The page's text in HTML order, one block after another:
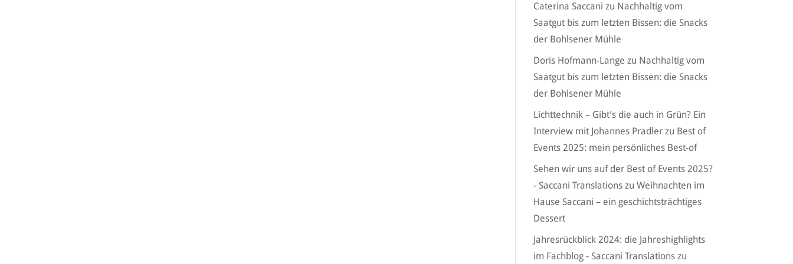
Caterina Saccani zu Nachhaltig vom
Saatgut bis zum letzten Bissen: die Snacks
der Bohlsener Mühle
Doris Hofmann-Lange zu Nachhaltig vom
Saatgut bis zum letzten Bissen: die Snacks
der Bohlsener Mühle
Lichttechnik – Gibt’s die auch in Grün? Ein
Interview mit Johannes Pradlerzu Best of
Events 2025: mein persönliches Best-of
Sehen wir uns auf der Best of Events 2025?
- Saccani Translationszu Weihnachten im
Hause Saccani – ein geschichtsträchtiges
Dessert
Jahresrückblick 2024: die Jahreshighlights
im Fachblog - Saccani Translationszu